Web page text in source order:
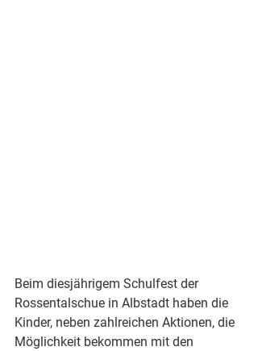
Beim diesjährigem Schulfest der
Rossentalschue in Albstadt haben die
Kinder, neben zahlreichen Aktionen, die
Möglichkeit bekommen mit den